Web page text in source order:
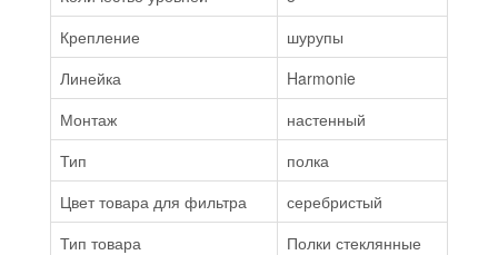
Крепление
шурупы
Линейка
Harmonie
Монтаж
настенный
Тип
полка
Цвет товара для фильтра
серебристый
Тип товара
Полки стеклянные